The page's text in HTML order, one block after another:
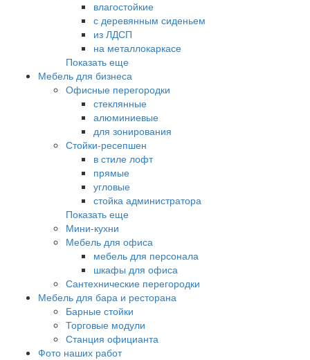
влагостойкие
с деревянным сиденьем
из ЛДСП
на металлокаркасе
Показать еще
Мебель для бизнеса
Офисные перегородки
стеклянные
алюминиевые
для зонирования
Стойки-ресепшен
в стиле лофт
прямые
угловые
стойка администратора
Показать еще
Мини-кухни
Мебель для офиса
мебель для персонала
шкафы для офиса
Сантехнические перегородки
Мебель для бара и ресторана
Барные стойки
Торговые модули
Станция официанта
Фото наших работ